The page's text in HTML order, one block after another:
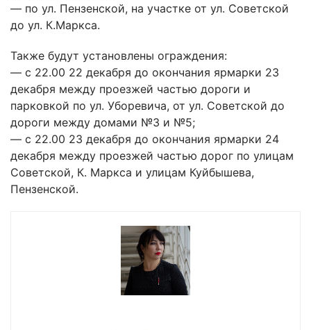
— по ул. Пензенской, на участке от ул. Советской
до ул. К.Маркса.
Также будут установлены ограждения:
— с 22.00 22 декабря до окончания ярмарки 23
декабря между проезжей частью дороги и
парковкой по ул. Уборевича, от ул. Советской до
дороги между домами №3 и №5;
— с 22.00 23 декабря до окончания ярмарки 24
декабря между проезжей частью дорог по улицам
Советской, К. Маркса и улицам Куйбышева,
Пензенской.